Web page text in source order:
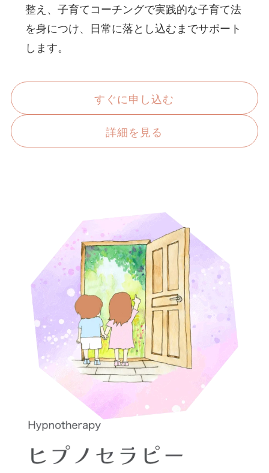
整え、子育てコーチングで実践的な子育て法
を身につけ、日常に落とし込むまでサポート
します。
すぐに申し込む
詳細を見る